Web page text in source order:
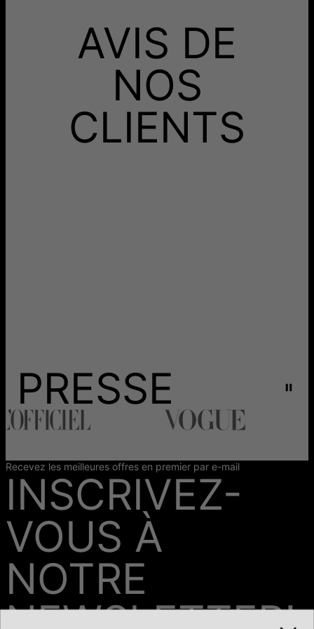
AVIS DE
NOS
CLIENTS
PRESSE
Recevez les meilleures offres en premier par e-mail
INSCRIVEZ-
VOUS À
NOTRE